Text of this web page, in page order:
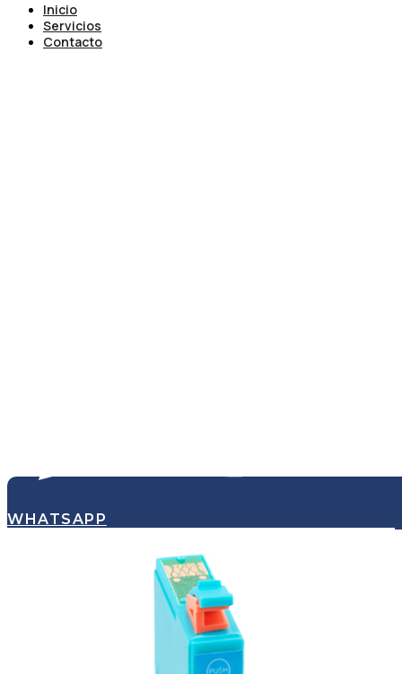
Inicio
Servicios
Contacto
WHATSAPP